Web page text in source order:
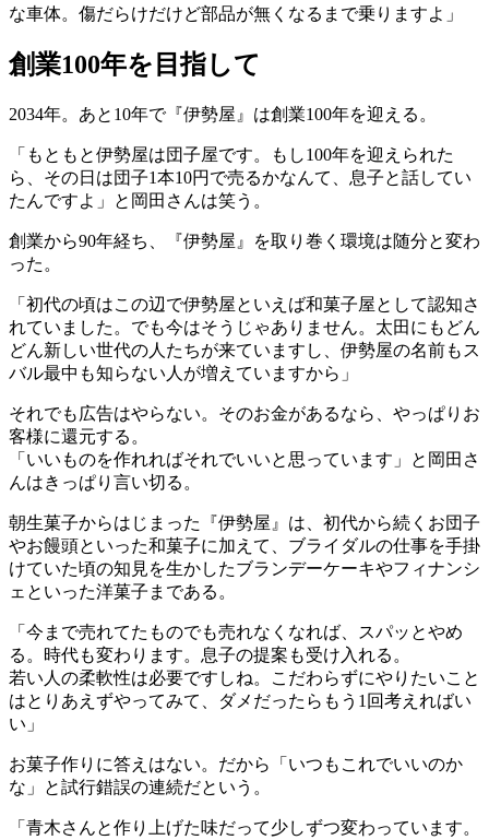
な車体。傷だらけだけど部品が無くなるまで乗りますよ」
創業100年を目指して
2034年。あと10年で『伊勢屋』は創業100年を迎える。
「もともと伊勢屋は団子屋です。もし100年を迎えられた
ら、その日は団子1本10円で売るかなんて、息子と話してい
たんですよ」と岡田さんは笑う。
創業から90年経ち、『伊勢屋』を取り巻く環境は随分と変わ
った。
「初代の頃はこの辺で伊勢屋といえば和菓子屋として認知さ
れていました。でも今はそうじゃありません。太田にもどん
どん新しい世代の人たちが来ていますし、伊勢屋の名前もス
バル最中も知らない人が増えていますから」
それでも広告はやらない。そのお金があるなら、やっぱりお
客様に還元する。
「いいものを作れればそれでいいと思っています」と岡田さ
んはきっぱり言い切る。
朝生菓子からはじまった『伊勢屋』は、初代から続くお団子
やお饅頭といった和菓子に加えて、ブライダルの仕事を手掛
けていた頃の知見を生かしたブランデーケーキやフィナンシ
ェといった洋菓子まである。
「今まで売れてたものでも売れなくなれば、スパッとやめ
る。時代も変わります。息子の提案も受け入れる。
若い人の柔軟性は必要ですしね。こだわらずにやりたいこと
はとりあえずやってみて、ダメだったらもう1回考えればい
い」
お菓子作りに答えはない。だから「いつもこれでいいのか
な」と試行錯誤の連続だという。
「青木さんと作り上げた味だって少しずつ変わっています。